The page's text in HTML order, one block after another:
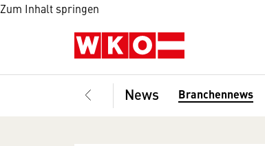
Zum Inhalt springen
News Branchennews